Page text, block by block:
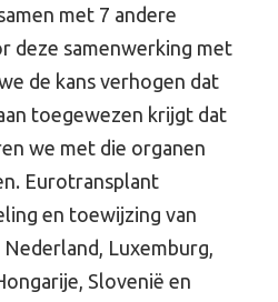
met 7 andere
deze samenwerking met
de kans verhogen dat
toegewezen krijgt dat
we met die organen
Eurotransplant
en toewijzing van
Luxemburg,
Slovenië en